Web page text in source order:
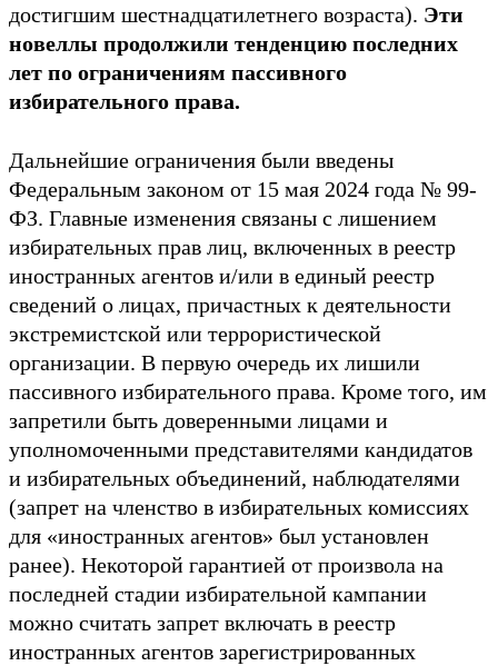
достигшим шестнадцатилетнего возраста). Эти
новеллы продолжили тенденцию последних
лет по ограничениям пассивного
избирательного права.
Дальнейшие ограничения были введены
Федеральным законом от 15 мая 2024 года № 99-
ФЗ. Главные изменения связаны с лишением
избирательных прав лиц, включенных в реестр
иностранных агентов и/или в единый реестр
сведений о лицах, причастных к деятельности
экстремистской или террористической
организации. В первую очередь их лишили
пассивного избирательного права. Кроме того, им
запретили быть доверенными лицами и
уполномоченными представителями кандидатов
и избирательных объединений, наблюдателями
(запрет на членство в избирательных комиссиях
для «иностранных агентов» был установлен
ранее). Некоторой гарантией от произвола на
последней стадии избирательной кампании
можно считать запрет включать в реестр
иностранных агентов зарегистрированных